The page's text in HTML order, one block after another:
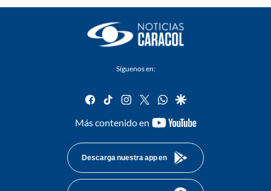
Síguenos en:
facebook
tiktok instagram
twitterwhatsapp
google
Más contenido en
youtube-
Descarga nuestra app en